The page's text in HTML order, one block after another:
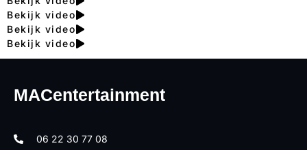
Bekijk video
Bekijk video
Bekijk video
MACentertainment
06 22 30 77 08